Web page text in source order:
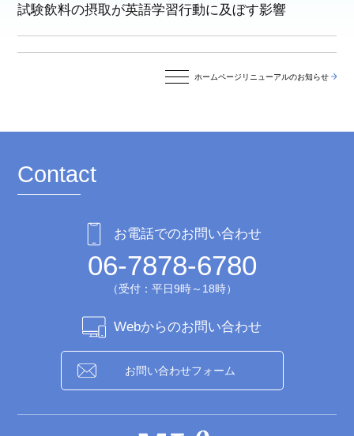
試験飲料の摂取が英語学習行動に及ぼす影響
ホームページリニューアルのお知らせ
Contact
お電話でのお問い合わせ
06-7878-6780
（受付：平日9時～18時）
Webからのお問い合わせ
お問い合わせフォーム